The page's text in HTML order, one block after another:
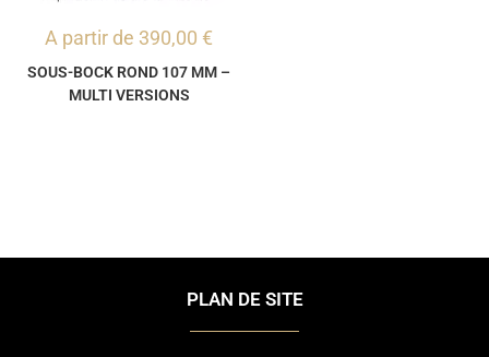
A partir de 390,00 €
SOUS-BOCK ROND 107 MM –
MULTI VERSIONS
PLAN DE SITE